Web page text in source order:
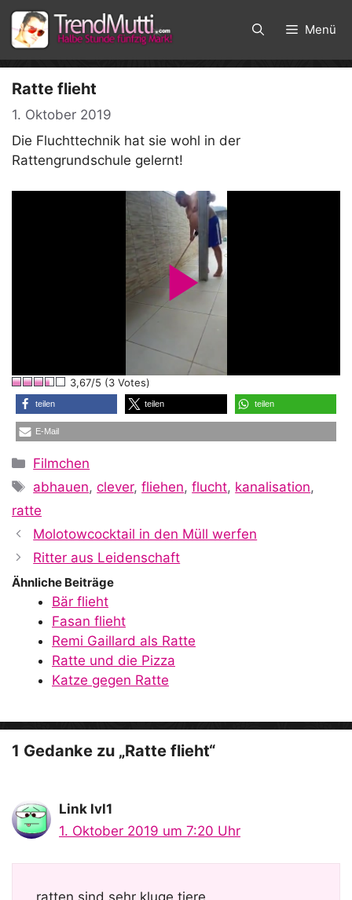
Zum
Inhalt
springen
Menü
Ratte flieht
1. Oktober 2019
Die Fluchttechnik hat sie wohl in der
Rattengrundschule gelernt!
P
l
a
y
V
i
d
o
3,67/5 (3 Votes)
teilen teilen teilen
E-Mail
Kategorien
Filmchen
Schlagwörter
abhauen,clever,fliehen,flucht, kanalisation,
ratte
Molotowcocktail in den Müll werfen
Ritter aus Leidenschaft
Ähnliche Beiträge
Bär flieht
Fasan flieht
Remi Gaillard als Ratte
Ratte und die Pizza
Katze gegen Ratte
1 Gedanke zu „Ratte flieht“
Link lvl1
1. Oktober 2019 um 7:20 Uhr
ratten sind sehr kluge tiere